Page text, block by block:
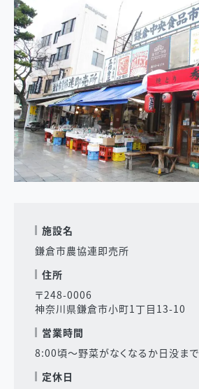
施設名
鎌倉市農協連即売所
住所
〒248-0006
神奈川県鎌倉市小町1丁目13-10
営業時間
8:00頃〜野菜がなくなるか日没まで
定休日